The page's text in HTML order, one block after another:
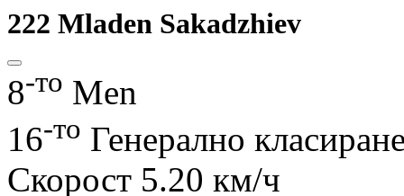
222 Mladen Sakadzhiev
8-то Men
16-то Генерално
Скорост 5.20 км/ч